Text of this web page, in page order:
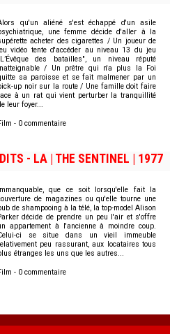
qu'un aliéné s'est échappé d'un asile
une femme décide d'aller à la
acheter des cigarettes / Un joueur de
vidéo tente d'accéder au niveau 13 du jeu
des batailles", un niveau réputé
/ Un prêtre qui n'a plus la Foi
sa paroisse et se fait malmener par un
up noir sur la route / Une famille doit faire
à un rat qui vient perturber la tranquillité
leur foyer...
- 0 commentaire
- LA | THE SENTINEL | 1977
Immanquable, que ce soit lorsqu'elle fait la
de magazines ou qu'elle tourne une
de shampooing à la télé, la top-model Alison
décide de prendre un peu l'air et s'offre
appartement à l'ancienne à moindre coup.
ci se situe dans un vieil immeuble
peu rassurant, aux locataires tous
étranges les uns que les autres...
- 0 commentaire